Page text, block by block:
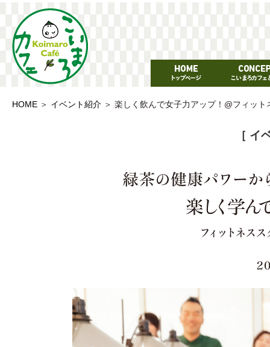
HOME ＞ イベント紹介 ＞ 楽しく飲んで女子力アップ！@フィット
［ イ